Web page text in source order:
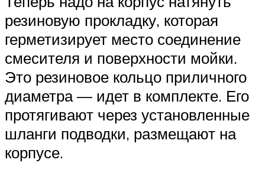
резиновую прокладку, которая
герметизирует место соединение
смесителя и поверхности мойки.
Это резиновое кольцо приличного
диаметра — идет в комплекте. Его
протягивают через установленные
шланги подводки, размещают на
корпусе.